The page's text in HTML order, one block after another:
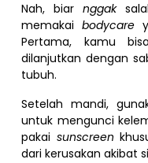
Nah, biar nggak
memakaibodycare
Pertama, kamu
dilanjutkan dengan
tubuh.
Setelah mandi,
untuk mengunci
pakai sunscreen
dari kerusakan akibat